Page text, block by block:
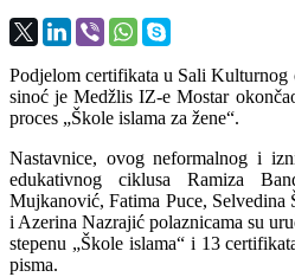
Podjelom certifikata u Sali Kulturnog
sinoć je Medžlis IZ-e Mostar
proces „Škole islama za žene“.
Nastavnice, ovog neformalnog i
edukativnog ciklusa Ramiza
Mujkanović, Fatima Puce,
i Azerina Nazrajić polaznicama su
stepenu „Škole islama“ i 13
pisma.